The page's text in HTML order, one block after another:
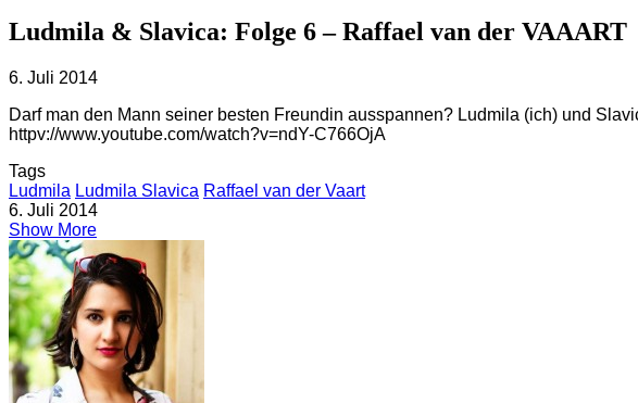
Ludmila & Slavica: Folge 6 – Raffael van der VAAART
6. Juli 2014
Darf man den Mann seiner besten Freundin ausspannen? Ludmila (ich) und
httpv://www.youtube.com/watch?v=ndY-C766OjA
Tags
Ludmila Ludmila Slavica Raffael van der Vaart
6. Juli 2014
Show More